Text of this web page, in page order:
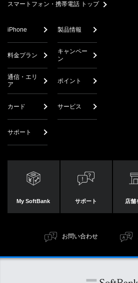
スマートフォン・携帯電話 トップ
iPhone 製品情報
料金プラン
キャンペー
ン
通信・エリ
ア
ポイント
カード サービス
サポート
My SoftBank サポート 店舗
お問い合わせ